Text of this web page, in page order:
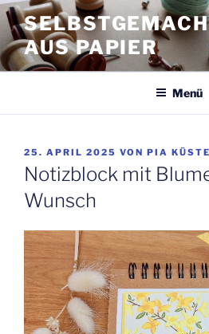
Zum
Inhalt
springenAUS PAPIER
Menü
VERÖFFENTLICHT
AM
25. APRIL 2025 VON PIA
Notizblock mit
Wunsch